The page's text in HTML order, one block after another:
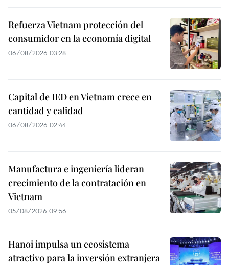
Refuerza Vietnam protección del
consumidor en la economía digital
06/08/2026 03:28
Capital de IED en Vietnam crece en
cantidad y calidad
06/08/2026 02:44
Manufactura e ingeniería lideran
crecimiento de la contratación en
Vietnam
05/08/2026 09:56
Hanoi impulsa un ecosistema
atractivo para la inversión extranjera